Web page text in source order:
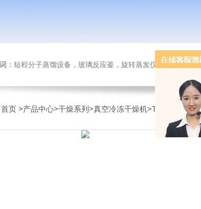
： 短程分子蒸馏设备，玻璃反应釜，旋转蒸发仪，超声波破碎
首页 >产品中心>干燥系列 >真空冷冻干燥机>TP-H系列家用